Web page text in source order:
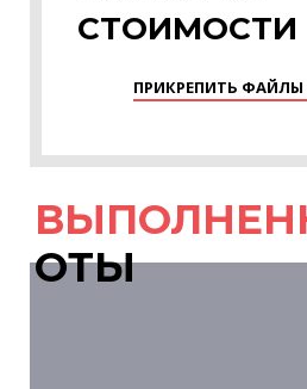
СТОИМОСТИ
ПРИКРЕПИТЬ
ОТЫ